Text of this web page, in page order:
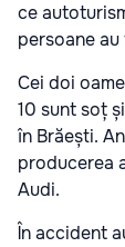
ce
persoane
Cei doi
10 sunt soț
în Brăești.
producerea
Audi.
În accident